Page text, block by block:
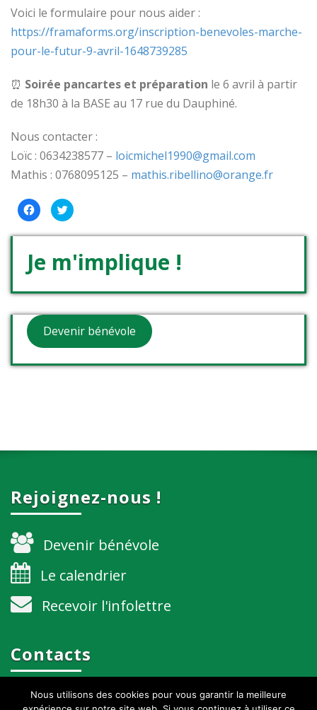
Voici le formulaire pour nous aider :
https://framaforms.org/inscription-benevoles-marche-
pour-le-futur-9-avril-1648739285
⏰ Soirée pancartes et préparation le 6 avril à partir
de 18h30 à la BASE au 17 rue du Dauphiné.
Nous contacter :
Loïc : 0634238577 – loicmichel1990@gmail.com
Mathis : 0768095125 – mathis.ribellino@orange.fr
Cliquez
pour
partager
sur
une
nouvelle
Cliquez
pour
sur
une
nouvelle
Je m'implique !
Devenir bénévole
Rejoignez-nous !
Devenir bénévole
Le calendrier
Recevoir l'infolettre
Contacts
grenoble@alternatiba.eu
Nous utilisons des cookies pour vous garantir la meilleure